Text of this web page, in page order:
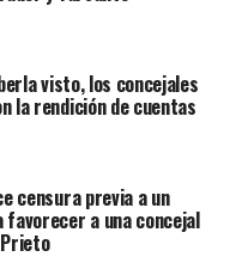
visto, los concejales
la rendición de cuentas
censura previa a un
favorecer a una concejal